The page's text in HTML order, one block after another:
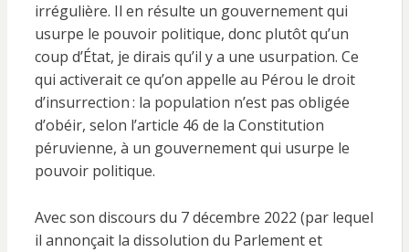
irrégulière. Il en résulte un gouvernement qui
usurpe le pouvoir politique, donc plutôt qu’un
coup d’État, je dirais qu’il y a une usurpation. Ce
qui activerait ce qu’on appelle au Pérou le droit
d’insurrection : la population n’est pas obligée
d’obéir, selon l’article 46 de la Constitution
péruvienne, à un gouvernement qui usurpe le
pouvoir politique.
Avec son discours du 7 décembre 2022 (par lequel
il annonçait la dissolution du Parlement et